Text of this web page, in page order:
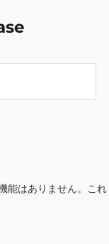
能はありません。これ